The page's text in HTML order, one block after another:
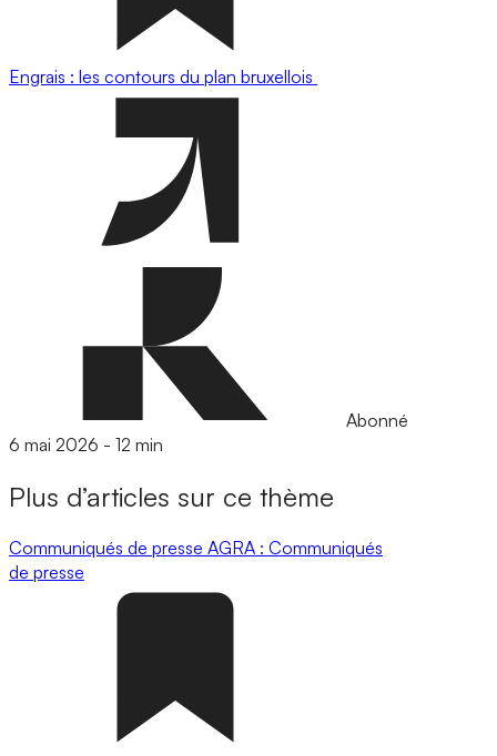
Engrais : les contours du plan bruxellois
Abonné
6 mai 2026 - 12 min
Plus d’articles sur ce thème
Communiqués de presse AGRA : Communiqués
de presse